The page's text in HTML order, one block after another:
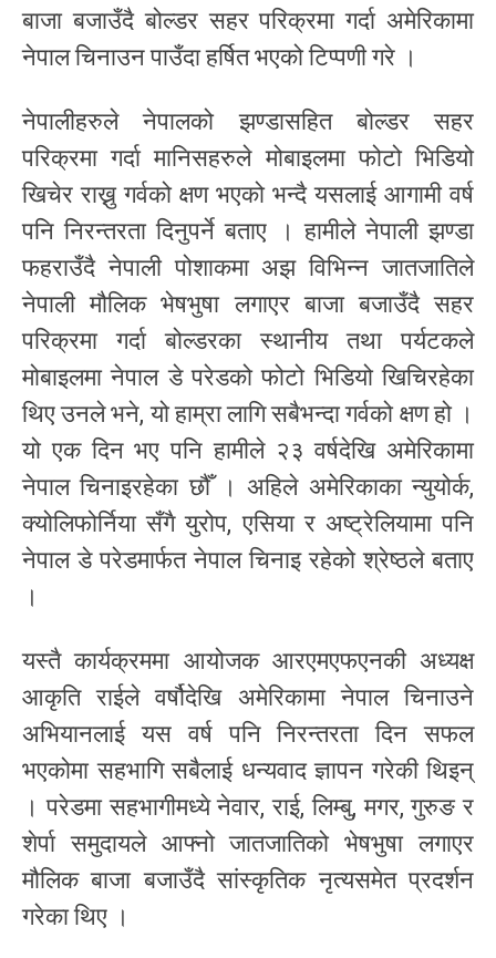
बाजा बजाउँदै बोल्डर सहर परिक्रमा गर्दा अमेरिकामा
नेपाल चिनाउन पाउँदा हर्षित भएको टिप्पणी गरे ।
नेपालीहरुले नेपालको झण्डासहित बोल्डर सहर
परिक्रमा गर्दा मानिसहरुले मोबाइलमा फोटो भिडियो
खिचेर राख्नु गर्वको क्षण भएको भन्दै यसलाई आगामी वर्ष
पनि निरन्तरता दिनुपर्ने बताए । हामीले नेपाली झण्डा
फहराउँदै नेपाली पोशाकमा अझ विभिन्न जातजातिले
नेपाली मौलिक भेषभुषा लगाएर बाजा बजाउँदै सहर
परिक्रमा गर्दा बोल्डरका स्थानीय तथा पर्यटकले
मोबाइलमा नेपाल डे परेडको फोटो भिडियो खिचिरहेका
थिए उनले भने, यो हाम्रा लागि सबैभन्दा गर्वको क्षण हो ।
यो एक दिन भए पनि हामीले २३ वर्षदेखि अमेरिकामा
नेपाल चिनाइरहेका छौँ । अहिले अमेरिकाका न्युयोर्क,
क्योलिफोर्निया सँगै युरोप, एसिया र अष्ट्रेलियामा पनि
नेपाल डे परेडमार्फत नेपाल चिनाइ रहेको श्रेष्ठले बताए
।
यस्तै कार्यक्रममा आयोजक आरएमएफएनकी अध्यक्ष
आकृति राईले वर्षौदेखि अमेरिकामा नेपाल चिनाउने
अभियानलाई यस वर्ष पनि निरन्तरता दिन सफल
भएकोमा सहभागि सबैलाई धन्यवाद ज्ञापन गरेकी थिइन्
। परेडमा सहभागीमध्ये नेवार, राई, लिम्बु, मगर, गुरुङ र
शेर्पा समुदायले आफ्नो जातजातिको भेषभुषा लगाएर
मौलिक बाजा बजाउँदै सांस्कृतिक नृत्यसमेत प्रदर्शन
गरेका थिए ।